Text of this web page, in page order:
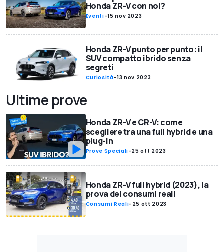
Honda ZR-V con noi?
Eventi-15 nov 2023
Honda ZR-V punto per punto: il
SUV compatto ibrido senza
segreti
Curiosità-13 nov 2023
Ultime prove
Honda ZR-V e CR-V: come
scegliere tra una full hybrid e una
plug-in
Prove Speciali-25 ott 2023
Honda ZR-V full hybrid (2023), la
prova dei consumi reali
Consumi Reali- 25 ott 2023